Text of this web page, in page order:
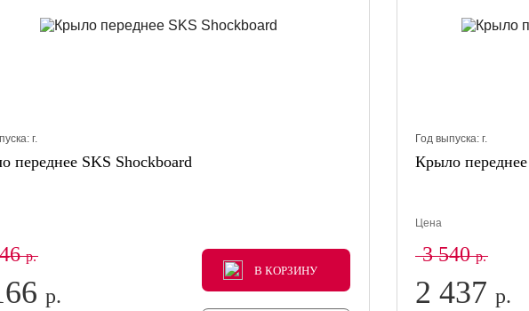
г.
переднее SKS Shockboard
р.
р.
В КОРЗИНУ
В КОРЗИНУ
В КОРЗИНУ
Год выпуска: г.
Крыло
Цена
3 540р.
2 437 р.